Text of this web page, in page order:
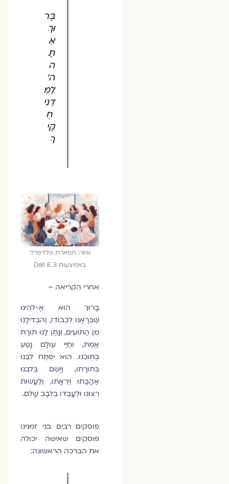
בָּר
וּךְ
אַ
תָּ
ה
ה׳
לַמְּ
דֵנִי
חֻ
קֶּי
ךָ
איור: תפארת גולדפרד
באמצעות Dall E 3
אחרי הקריאה –
בָּרוּךְ הוּא אֱ-להֵינוּ
שֶׁבְּרָאָנוּ לִכְבוֹדוֹ, וְהִבְדִּילָנוּ
מִן הַתּועִים, וְנָתַן לָנוּ תּורַת
אֱמֶת, וְחַיֵּי עולָם נָטַע
בְּתוכֵנוּ. הוּא יִפְתַּח לִבֵּנוּ
בְּתורָתו, וְיָשֵׂם בְּלִבֵּנוּ
אַהֲבָתו וְיִרְאָתו, וְלַעֲשׂות
רְצונו וּלְעָבְדו בְּלֵבָב שָׁלֵם.
פוסקים רבים בני זמנינו
פוסקים שאישה יכולה
את הברכה הראשונה: